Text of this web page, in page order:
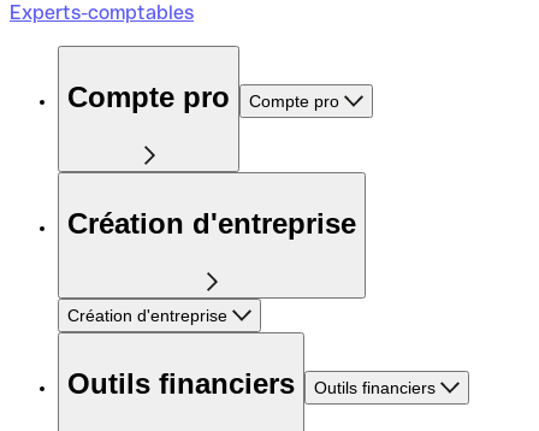
Experts-comptables
Compte pro Compte pro
Création d'entreprise
Création d'entreprise
Outils financiers Outils financiers